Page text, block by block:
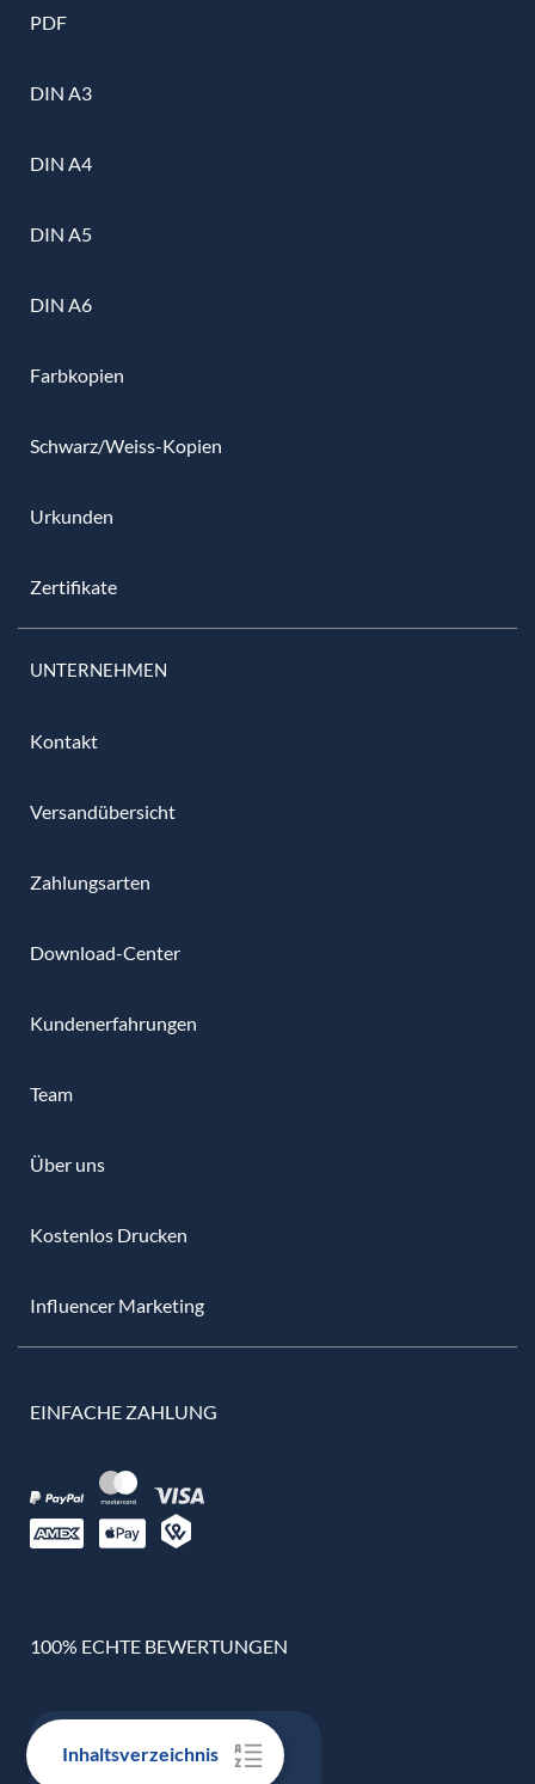
Inhaltsverzeichnis
PDF
DIN A3
DIN A4
DIN A5
DIN A6
Farbkopien
Schwarz/Weiss-Kopien
Urkunden
Zertifikate
UNTERNEHMEN
Kontakt
Versandübersicht
Zahlungsarten
Download-Center
Kundenerfahrungen
Team
Über uns
Kostenlos Drucken
Influencer Marketing
EINFACHE ZAHLUNG
100% ECHTE BEWERTUNGEN